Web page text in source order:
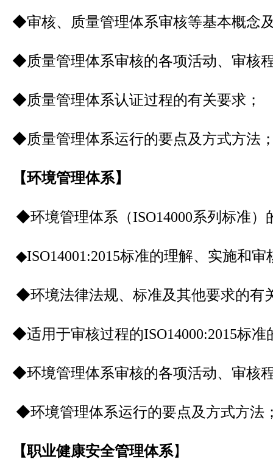
◆审核、质量管理体系审核等基本概念
◆质量管理体系审核的各项活动、审核
◆质量管理体系认证过程的有关要求；
◆质量管理体系运行的要点及方式方法
【环境管理体系】
◆环境管理体系（ISO14000系列标准）
◆ISO14001:2015标准的理解、实施和审
◆环境法律法规、标准及其他要求的有
◆适用于审核过程的ISO14000:2015标准
◆环境管理体系审核的各项活动、审核
◆环境管理体系运行的要点及方式方法
【职业健康安全管理体系】